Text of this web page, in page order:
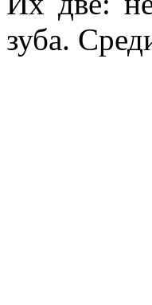
зуба.